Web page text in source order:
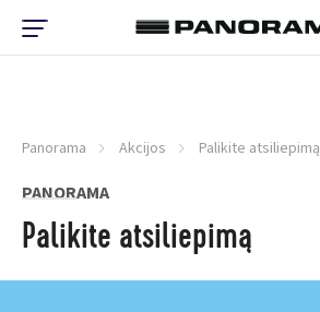
Panorama Akcijos Palikite atsiliepimą
PANORAMA
Palikite atsiliepimą